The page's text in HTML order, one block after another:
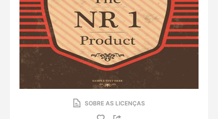
SOBRE AS LICENÇAS